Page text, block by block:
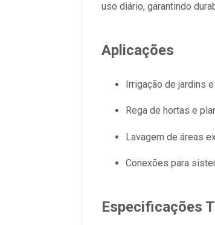
uso diário, garantindo
Aplicações
Irrigação de jardins
Rega de hortas e
Lavagem de áreas
Conexões para
Especificações